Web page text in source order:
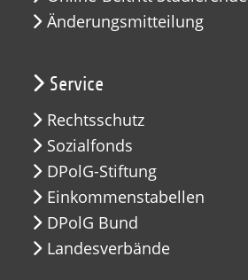
Änderungsmitteilung
Service
Rechtsschutz
Sozialfonds
DPolG-Stiftung
Einkommenstabellen
DPolG Bund
Landesverbände